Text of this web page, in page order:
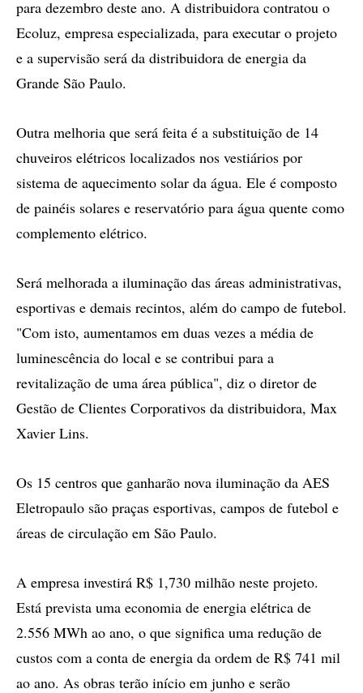
para dezembro deste ano. A distribuidora contratou o
Ecoluz, empresa especializada, para executar o projeto
e a supervisão será da distribuidora de energia da
Grande São Paulo.
Outra melhoria que será feita é a substituição de 14
chuveiros elétricos localizados nos vestiários por
sistema de aquecimento solar da água. Ele é composto
de painéis solares e reservatório para água quente como
complemento elétrico.
Será melhorada a iluminação das áreas administrativas,
esportivas e demais recintos, além do campo de futebol.
"Com isto, aumentamos em duas vezes a média de
luminescência do local e se contribui para a
revitalização de uma área pública", diz o diretor de
Gestão de Clientes Corporativos da distribuidora, Max
Xavier Lins.
Os 15 centros que ganharão nova iluminação da AES
Eletropaulo são praças esportivas, campos de futebol e
áreas de circulação em São Paulo.
A empresa investirá R$ 1,730 milhão neste projeto.
Está prevista uma economia de energia elétrica de
2.556 MWh ao ano, o que significa uma redução de
custos com a conta de energia da ordem de R$ 741 mil
ao ano. As obras terão início em junho e serão